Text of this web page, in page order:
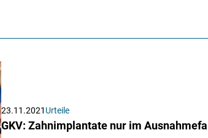
23.11.2021 Urteile
GKV: Zahnimplantate nur im Ausnahmefall